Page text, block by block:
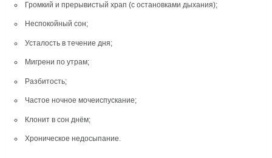
Громкий и прерывистый храп (с остановками дыхания);
Неспокойный сон;
Усталость в течение дня;
Мигрени по утрам;
Разбитость;
Частое ночное мочеиспускание;
Клонит в сон днём;
Хроническое недосыпание.